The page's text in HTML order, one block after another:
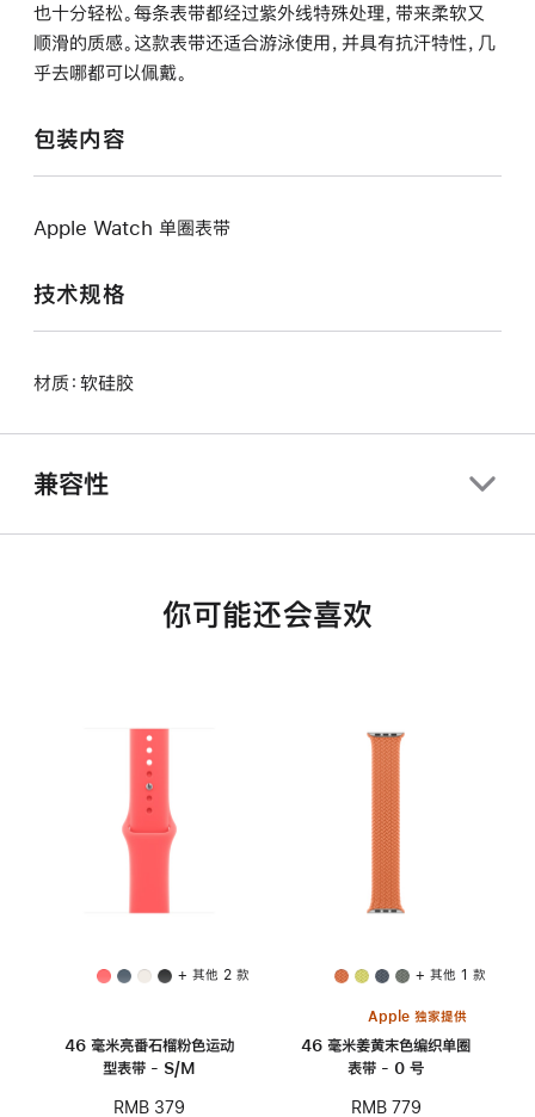
也十分轻松。每条表带都经过紫外线特殊处理，带来柔软又
顺滑的质感。这款表带还适合游泳使用，并具有抗汗特性，几
乎去哪都可以佩戴。
包装内容
Apple Watch 单圈表带
技术规格
材质：软硅胶
兼容性
你可能还会喜欢
+ 其他 2 款
46 毫米亮番石榴粉色运动
型表带 - S/M
RMB 379
+ 其他 1 款
Apple 独家提供
46 毫米姜黄末色编织单圈
表带 - 0 号
RMB 779